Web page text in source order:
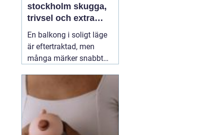
stockholm skugga,
trivsel och extra
rum utomhus
En balkong i soligt läge
är eftertraktad, men
många märker snabbt
under sommarhalvåret.
Glasräcken, mörka
reflekterande ytor gör att
solen ofta upplevs